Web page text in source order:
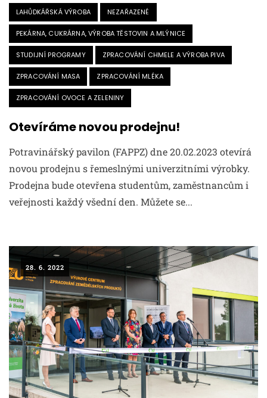
LAHŮDKÁŘSKÁ VÝROBA NEZAŘAZENÉ
PEKÁRNA, CUKRÁRNA, VÝROBA TĚSTOVIN A MLÝNICE
STUDIJNÍ PROGRAMY ZPRACOVÁNÍ CHMELE A VÝROBA PIVA
ZPRACOVÁNÍ MASA ZPRACOVÁNÍ MLÉKA
ZPRACOVÁNÍ OVOCE A ZELENINY
Otevíráme novou prodejnu!
Potravinářský pavilon (FAPPZ) dne 20.02.2023 otevírá
novou prodejnu s řemeslnými univerzitními výrobky.
Prodejna bude otevřena studentům, zaměstnancům i
veřejnosti každý všední den. Můžete se...
28. 6. 2022